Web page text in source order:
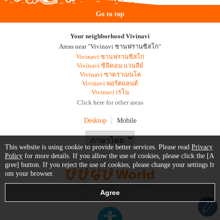
Go to top
Your neighborhood Vivinavi
Areas near "Vivinavi ซานฟรานซิสโก"
Vivinavi ซานฟรานซิสโก
Vivinavi ซิลิคอน แวนลีย์
Vivinavi ซาคราเมนโต
Vivinavi พอร์ตแลนด์
Vivinavi เรโน
Click here for other areas
Desktop Mobile
This website is using cookie to provide better services. Please read Privacy
Policy for more details. If you allow the use of cookies, please click the [A
gree] button. If you reject the use of cookies, please change your settings fr
om your browser.